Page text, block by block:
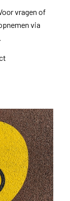
vragen of
via
.